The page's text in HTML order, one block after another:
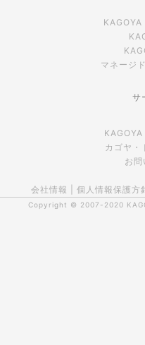
マネージ
サ
カゴヤ・
お問
会社情報 個人情報保護方
Copyright © 2007-2020